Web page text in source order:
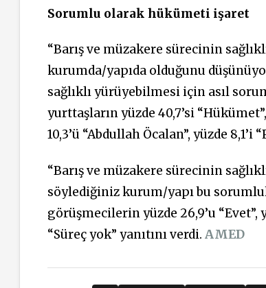
Sorumlu olarak hükümeti işaret
“Barış ve müzakere sürecinin
kurumda/yapıda olduğunu
sağlıklı yürüyebilmesi için asıl
yurttaşların yüzde 40,7’si
10,3’ü “Abdullah Öcalan”, yüzde 8,1’i
“Barış ve müzakere sürecinin
söylediğiniz kurum/yapı bu
görüşmecilerin yüzde 26,9’u “Evet”,
“Süreç yok” yanıtını verdi. AMED